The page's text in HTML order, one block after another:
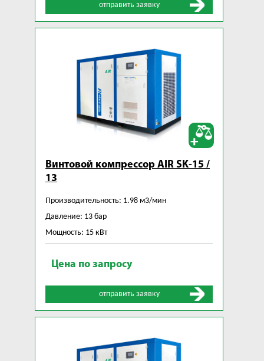
отправить заявку
Винтовой компрессор AIR SK-15 /
13
Производительность: 1.98 м3/мин
Давление: 13 бар
Мощность: 15 кВт
Цена по запросу
отправить заявку